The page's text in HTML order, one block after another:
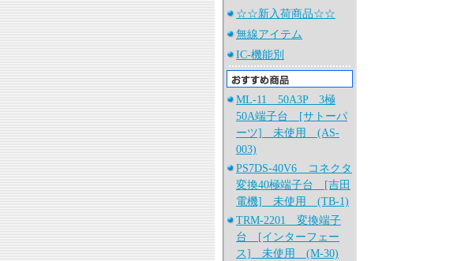
☆☆新入荷商品☆☆
無線アイテム
IC-機能別
ML-11 50A3P 3極
50A端子台 [サトーパ
ーツ] 未使用 (AS-
003)
PS7DS-40V6 コネクタ
変換40極端子台 [吉田
電機] 未使用 (TB-1)
TRM-2201 変換端子
台 [インターフェー
ス] 未使用 (M-30)